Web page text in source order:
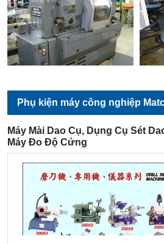
Phụ kiện máy công nghiệp
Máy Mài Dao Cụ, Dụng Cụ Sét
Máy Đo Độ Cứng